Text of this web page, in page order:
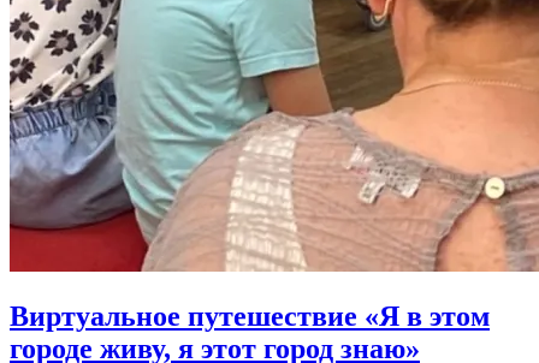
Виртуальное путешествие «Я в этом
городе живу, я этот город знаю»